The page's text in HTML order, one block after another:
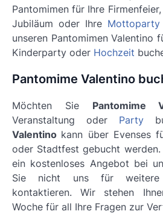
Pantomimen für Ihre
Jubiläum oder Ihre Mottoparty
unseren Pantomimen Valentino
Kinderparty oder Hochzeit
Pantomime Valentino
Möchten Sie Pantomime
Veranstaltung oder Party
Valentino kann über Evenses
oder Stadtfest gebucht
ein kostenloses Angebot bei
Sie nicht uns für weitere
kontaktieren. Wir stehen
Woche für all Ihre Fragen zur